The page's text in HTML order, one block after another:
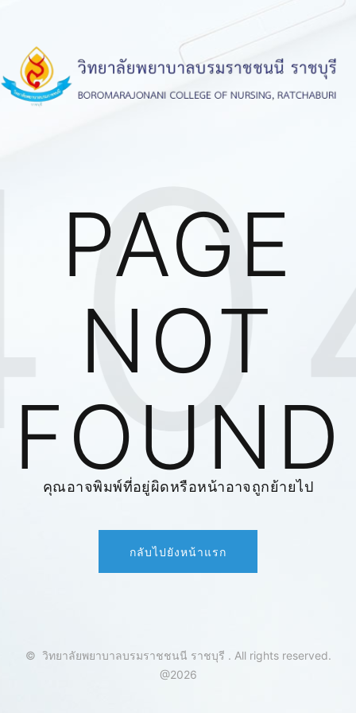
PAGE
NOT
FOUND
คุณอาจพิมพ์ที่อยู่ผิดหรือหน้าอาจถูกย้ายไป
กลับไปยังหน้าแรก
© วิทยาลัยพยาบาลบรมราชชนนี ราชบุรี . All rights reserved.
@2026